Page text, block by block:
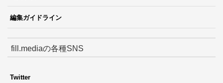
編集ガイドライン
fill.mediaの各種SNS
Twitter